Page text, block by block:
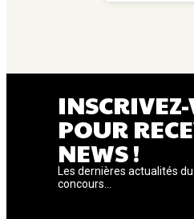
POUR
NEWS !
Les dernières actualités
concours...